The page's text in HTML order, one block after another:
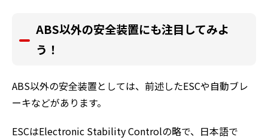
ABS以外の安全装置にも注目してみよ
う！
ABS以外の安全装置としては、前述したESCや自動ブレ
ーキなどがあります。
ESCはElectronic Stability Controlの略で、日本語で